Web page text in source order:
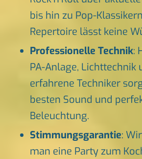
bis hin zu Pop-
Repertoire lässt keine
Professionelle Technik:
PA-Anlage, Lichttechnik
erfahrene Techniker
besten Sound und
Beleuchtung.
Stimmungsgarantie:
man eine Party zum